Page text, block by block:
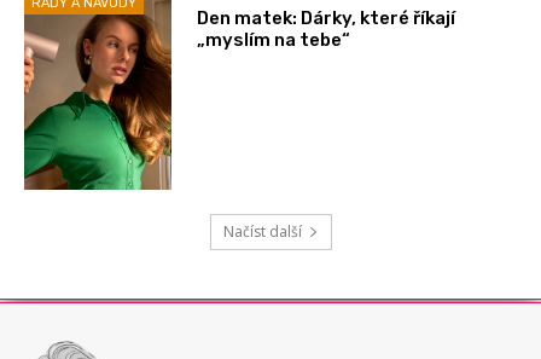
Den matek: Dárky, které říkají
„myslím na tebe“
Načíst další